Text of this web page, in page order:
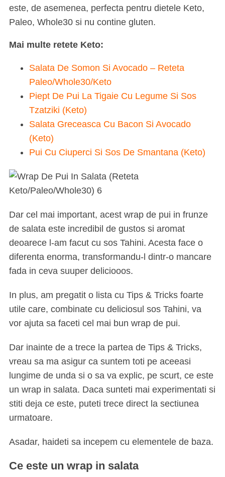
este, de asemenea, perfecta pentru dietele Keto,
Paleo, Whole30 si nu contine gluten.
Mai multe retete Keto:
Salata De Somon Si Avocado – Reteta
Paleo/Whole30/Keto
Piept De Pui La Tigaie Cu Legume Si Sos
Tzatziki (Keto)
Salata Greceasca Cu Bacon Si Avocado
(Keto)
Pui Cu Ciuperci Si Sos De Smantana (Keto)
Dar cel mai important, acest wrap de pui in frunze
de salata este incredibil de gustos si aromat
deoarece l-am facut cu sos Tahini. Acesta face o
diferenta enorma, transformandu-l dintr-o mancare
fada in ceva suuper deliciooos.
In plus, am pregatit o lista cu Tips & Tricks foarte
utile care, combinate cu deliciosul sos Tahini, va
vor ajuta sa faceti cel mai bun wrap de pui.
Dar inainte de a trece la partea de Tips & Tricks,
vreau sa ma asigur ca suntem toti pe aceeasi
lungime de unda si o sa va explic, pe scurt, ce este
un wrap in salata. Daca sunteti mai experimentati si
stiti deja ce este, puteti trece direct la sectiunea
urmatoare.
Asadar, haideti sa incepem cu elementele de baza.
Ce este un wrap in salata